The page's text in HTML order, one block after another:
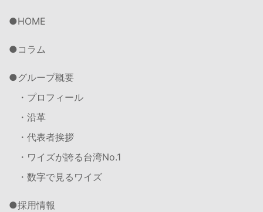
HOME
コラム
グループ概要
・プロフィール
・沿革
・代表者挨拶
・ワイズが誇る台湾No.1
・数字で見るワイズ
採用情報